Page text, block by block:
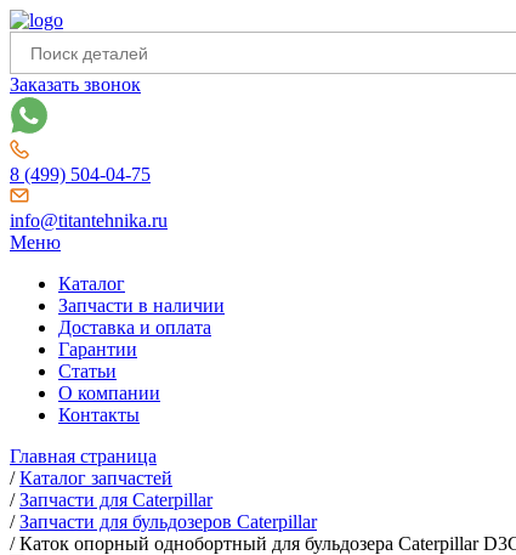
Заказать звонок
8 (499) 504-04-75
info@titantehnika.ru
Меню
Каталог
Запчасти в наличии
Доставка и оплата
Гарантии
Статьи
О компании
Контакты
Главная страница
/Каталог запчастей
/Запчасти для Caterpillar
/Запчасти для бульдозеров Caterpillar
/Каток опорный однобортный для бульдозера Caterpillar